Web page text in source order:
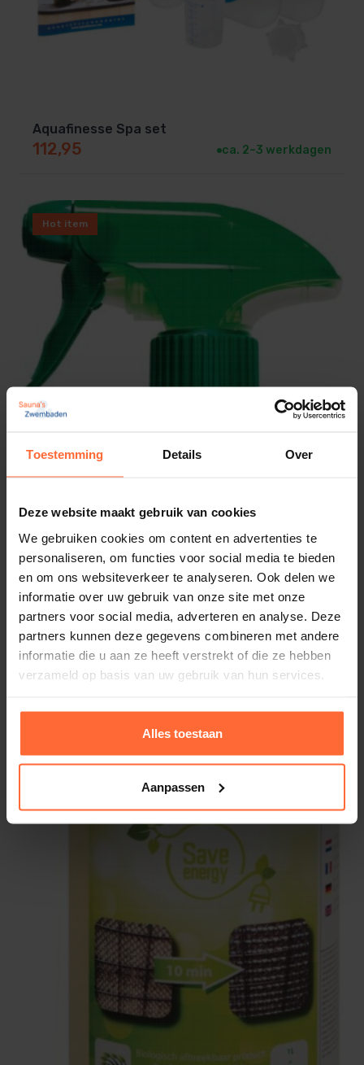
Toestemming Details Over
Deze website maakt gebruik van cookies
We gebruiken cookies om content en advertenties te
personaliseren, om functies voor social media te bieden
en om ons websiteverkeer te analyseren. Ook delen we
informatie over uw gebruik van onze site met onze
partners voor social media, adverteren en analyse. Deze
partners kunnen deze gegevens combineren met andere
informatie die u aan ze heeft verstrekt of die ze hebben
verzameld op basis van uw gebruik van hun services.
Alles toestaan
Aanpassen
Aquafinesse Spa set
112,95 ca. 2–3 werkdagen
Hot item